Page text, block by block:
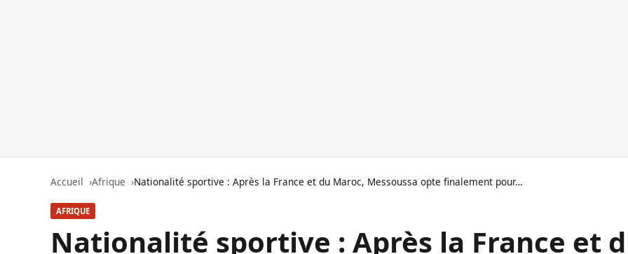
Accueil Afrique Nationalité sportive : Après la France et du Maroc, Messoussa opte finalement pour…
AFRIQUE
Nationalité sportive : Après la France et